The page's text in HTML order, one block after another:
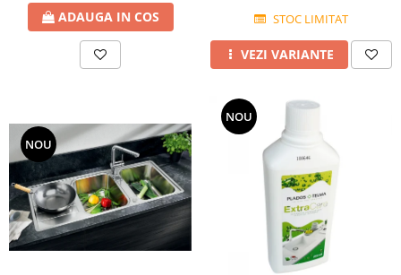
ADAUGA IN COS STOC LIMITAT
VEZI VARIANTE
NOU
NOU